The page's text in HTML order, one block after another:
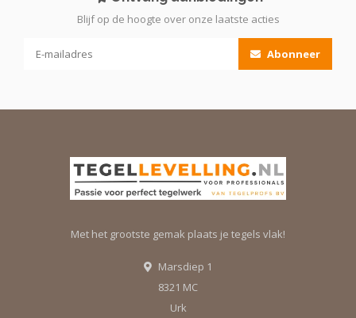
Blijf op de hoogte over onze laatste acties
Abonneer
Met het grootste gemak plaats je tegels vlak!
Marsdiep 1
8321 MC
Urk